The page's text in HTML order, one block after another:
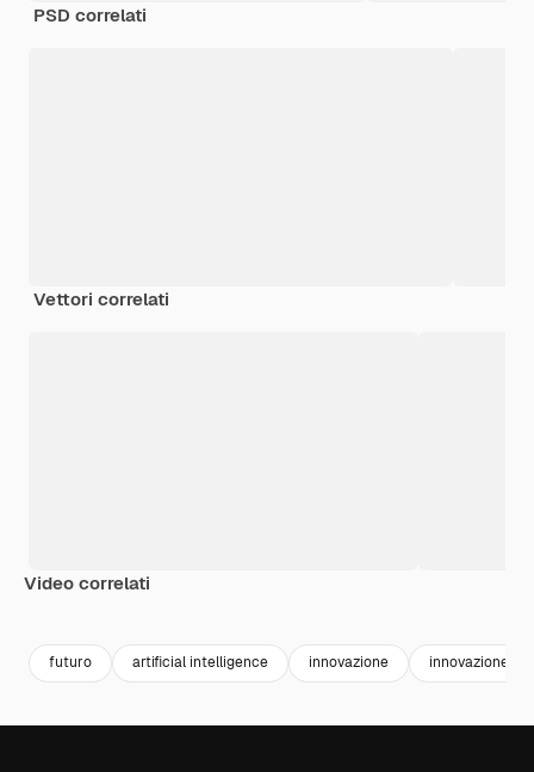
PSD correlati
Vettori correlati
Video correlati
futuro artificial intelligence innovazione innovazione